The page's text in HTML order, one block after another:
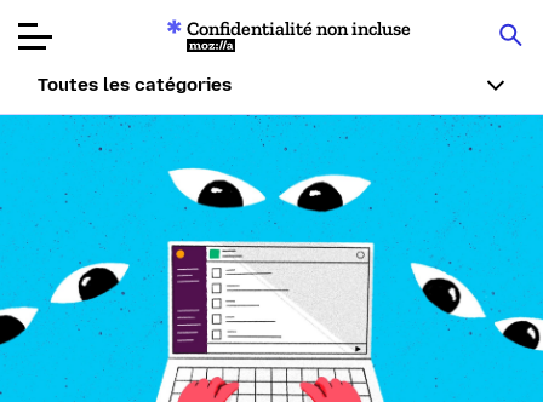
Tests de
produits
Articles
À propos
Faire un don
Confidentialité non incluse
Mozilla
Toutes les catégories